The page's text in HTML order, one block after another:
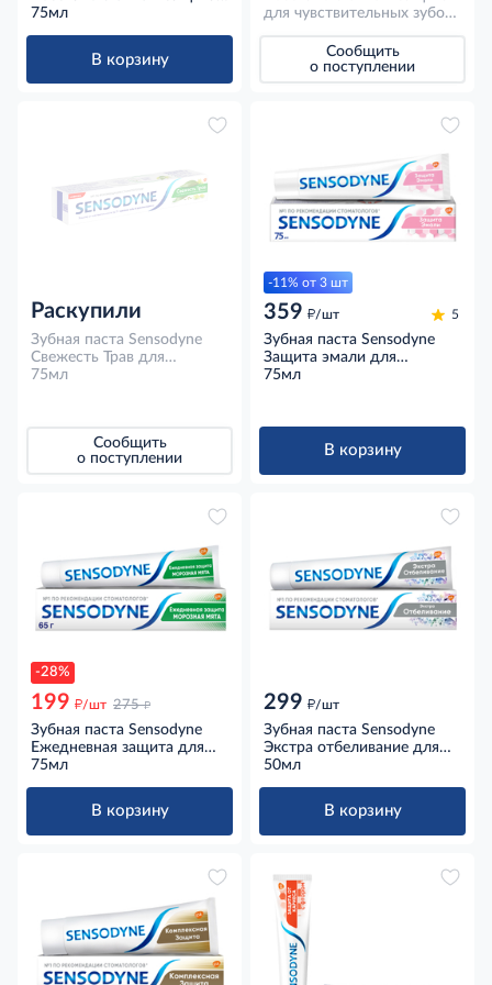
отбеливающая для
75мл
В корзину
для чувствительных зубов
мягкая в ассортименте
Сообщить
о поступлении
Раскупили
Зубная паста Sensodyne
Свежесть Трав для
чувствительных зубов,
75мл
Сообщить
о поступлении
-11% от 3 шт
359 д/шт 5
Зубная паста Sensodyne
Защита эмали для
укрепления эмали и
75мл
75мл
В корзину
-28%
199 д/шт 275 д
Зубная паста Sensodyne
Ежедневная защита для
чувствительных зубов
75мл
В корзину
299 д/шт
Зубная паста Sensodyne
Экстра отбеливание для
чувствительных зубов с
50мл
В корзину